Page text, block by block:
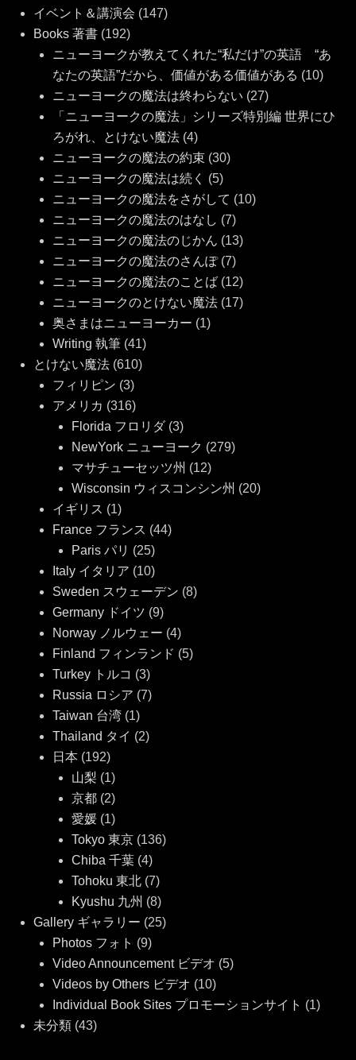
イベント＆講演会 (147)
Books 著書(192)
ニューヨークが教えてくれた“私だけ”の英語 “あ
なたの英語”だから、価値がある価値がある (10)
ニューヨークの魔法は終わらない (27)
「ニューヨークの魔法」シリーズ特別編 世界にひ
ろがれ、とけない魔法(4)
ニューヨークの魔法の約束 (30)
ニューヨークの魔法は続く
(5)
ニューヨークの魔法をさがして (10)
ニューヨークの魔法のはなし (7)
ニューヨークの魔法のじかん (13)
ニューヨークの魔法のさんぽ(7)
ニューヨークの魔法のことば(12)
ニューヨークのとけない魔法(17)
奥さまはニューヨーカー (1)
Writing 執筆(41)
とけない魔法(610)
フィリピン (3)
アメリカ (316)
Florida フロリダ(3)
NewYork ニューヨーク (279)
マサチューセッツ州 (12)
Wisconsin ウィスコンシン州 (20)
イギリス (1)
France フランス (44)
Paris パリ (25)
Italy イタリア (10)
Sweden スウェーデン (8)
Germany ドイツ (9)
Norway ノルウェー (4)
Finland フィンランド (5)
Turkey トルコ (3)
Russia ロシア (7)
Taiwan 台湾(1)
Thailand タイ (2)
日本 (192)
山梨 (1)
京都(2)
愛媛(1)
Tokyo 東京(136)
Chiba 千葉(4)
Tohoku 東北(7)
Kyushu 九州 (8)
Gallery ギャラリー (25)
Photos フォト (9)
Video Announcement ビデオ (5)
Videos by Others ビデオ (10)
Individual Book Sites プロモーションサイト (1)
未分類(43)